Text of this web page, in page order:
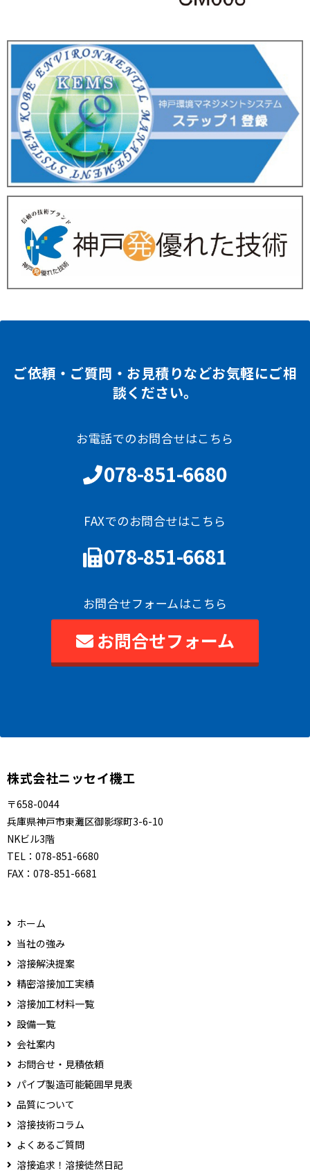
ご依頼・ご質問・お見積りなどお気軽にご相
談ください。
お電話でのお問合せはこちら
078-851-6680
FAXでのお問合せはこちら
078-851-6681
お問合せフォームはこちら
お問合せフォーム
株式会社ニッセイ機工
〒658-0044
兵庫県神戸市東灘区御影塚町3-6-10
NKビル3階
TEL： 078-851-6680
FAX： 078-851-6681
ホーム
当社の強み
溶接解決提案
精密溶接加工実績
溶接加工材料一覧
設備一覧
会社案内
お問合せ・見積依頼
パイプ製造可能範囲早見表
品質について
溶接技術コラム
よくあるご質問
溶接追求！溶接徒然日記